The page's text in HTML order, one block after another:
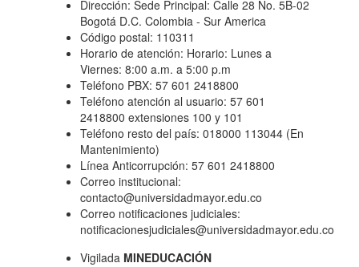
Dirección: Sede Principal: Calle 28 No. 5B-02
Bogotá D.C. Colombia - Sur America
Código postal: 110311
Horario de atención: Horario: Lunes a
Viernes: 8:00 a.m. a 5:00 p.m
Teléfono PBX: 57 601 2418800
Teléfono atención al usuario: 57 601
2418800 extensiones 100 y 101
Teléfono resto del país: 018000 113044 (En
Mantenimiento)
Línea Anticorrupción: 57 601 2418800
Correo institucional:
contacto@universidadmayor.edu.co
Correo notificaciones judiciales:
notificacionesjudiciales@universidadmayor.edu.co
Vigilada MINEDUCACIÓN